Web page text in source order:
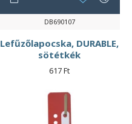
DB690107
Lefűzőlapocska, DURABLE,
sötétkék
617 Ft